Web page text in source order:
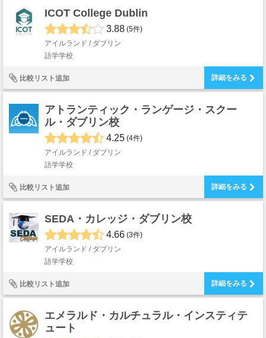
ICOT College Dublin
3.88 (5件)
アイルランド / ダブリン
語学学校
比較リスト追加 詳細をみる
アトランティック・ランゲージ・スクー
ル・ダブリン校
4.25 (4件)
アイルランド / ダブリン
語学学校
比較リスト追加 詳細をみる
SEDA・カレッジ・ダブリン校
4.66 (3件)
アイルランド / ダブリン
語学学校
比較リスト追加 詳細をみる
エメラルド・カルチュラル・インスティテ
ュート